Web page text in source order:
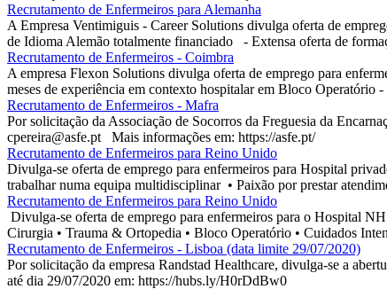
Recrutamento de Enfermeiros para Alemanha
A Empresa Ventimiguis - Career Solutions divulga oferta de
de Idioma Alemão totalmente financiado - Extensa oferta de
Recrutamento de Enfermeiros - Coimbra
A empresa Flexon Solutions divulga oferta de emprego para
meses de experiência em contexto hospitalar em Bloco Operatório
Recrutamento de Enfermeiros - Mafra
Por solicitação da Associação de Socorros da Freguesia da
cpereira@asfe.pt Mais informações em: https://asfe.pt/
Recrutamento de Enfermeiros para Reino Unido
Divulga-se oferta de emprego para enfermeiros para Hospital
trabalhar numa equipa multidisciplinar • Paixão por prestar
Recrutamento de Enfermeiros para Reino Unido
Divulga-se oferta de emprego para enfermeiros para o Hospital
Cirurgia • Trauma & Ortopedia • Bloco Operatório • Cuidados
Recrutamento de Enfermeiros - Lisboa (data limite 29/07/2020)
Por solicitação da empresa Randstad Healthcare, divulga-se a
até dia 29/07/2020 em: https://hubs.ly/H0rDdBw0